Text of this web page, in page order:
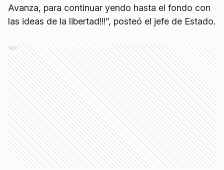
Avanza, para continuar yendo hasta el fondo con
las ideas de la libertad!!!”, posteó el jefe de Estado.
Ads